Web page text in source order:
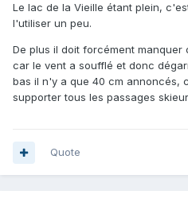
Le lac de la Vieille étant plein,
l'utiliser un peu.
De plus il doit forcément
car le vent a soufflé et donc
bas il n'y a que 40 cm annoncés,
supporter tous les passages
Quote